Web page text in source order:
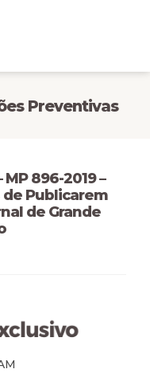
Preventivas
896-2019 –
Publicarem
de Grande